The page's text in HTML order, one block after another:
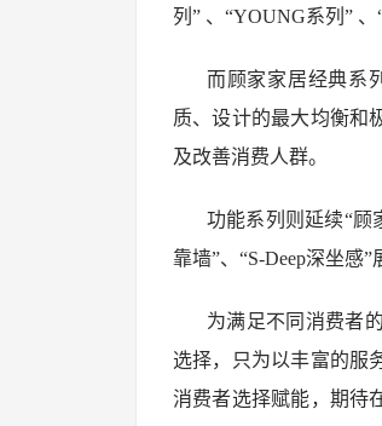
列” 、“YOUNG系列”
而顾家家居经典系
质、设计的最大均衡和
及改善消费⼈群。
功能系列则延续“顾
靠墙”、“S-Deep深坐感
为满足不同消费者
选择，只为以丰富的服
消费者选择赋能，期待